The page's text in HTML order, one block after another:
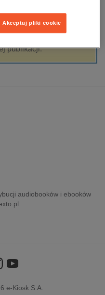
informatyka
Filtrowanie
publikacji.
audiobooków i ebooków
e-Kiosk S.A.
Akceptuj pliki cookie